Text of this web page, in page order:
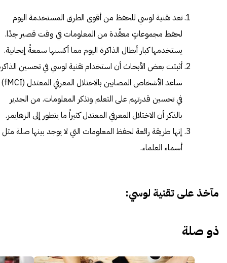
تعد تقنية لوسي للحفظ من أقوى الطرق المستخدمة اليوم
لحفظ مجموعاتٍ معقّدة من المعلومات في وقت قصير جدًا.
يستخدمها كبار أبطال الذاكرة اليوم مما أكسبها سمعةً إيجابية.
أثبتت بعض الأبحاث أن استخدام تقنية لوسي في تحسين
ساعد الأشخاص المصابين بالاختلال المعرفي المعتدل
(fMCI)
في تحسين قدرتهم على التعلم وتذكر المعلومات. من الجدير
بالذكر أن الاختلال المعرفي المعتدل كثيراً ما يتطور إلى الزهايمر.
إنها طريقة رائعة لحفظ المعلومات التي لا يوجد بينها صلة مثل
أسماء العلماء.
مآخذ على تقنية لوسي:
ذو صلة